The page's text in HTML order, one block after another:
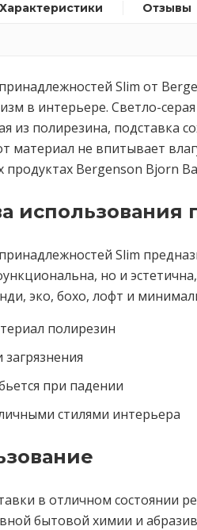
Характеристики Отзывы
Slim от
в интерьере. Светло-
из полирезина, подставка
материал не впитывает
продуктах Bergenson Bjorn
использования
Slim
но и
эко, бохо, лофт и
полирезин
при падении
стилями интерьера
в отличном состоянии
бытовой химии и